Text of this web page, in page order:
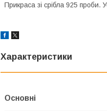
Прикраса зі срібла 925 проби.
Характеристики
Основні